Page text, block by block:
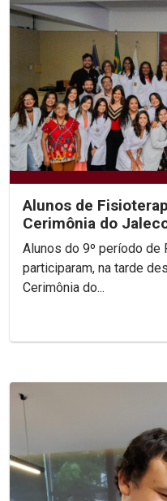
Alunos de
Cerimônia do
Alunos do 9º período de
participaram, na tarde
Cerimônia do...